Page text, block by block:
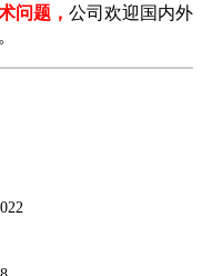
问题， 公司欢迎国内外